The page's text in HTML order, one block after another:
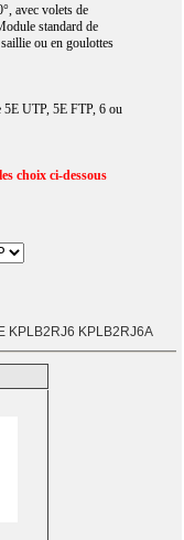
avec volets de
standard de
ou en goulottes
5E UTP, 5E FTP, 6 ou
choix ci-dessous
KPLB2RJ6 KPLB2RJ6A